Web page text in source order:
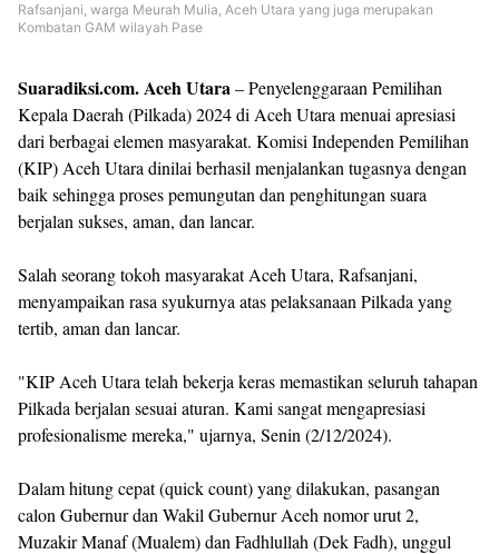
Rafsanjani, warga Meurah Mulia, Aceh Utara yang juga merupakan
Kombatan GAM wilayah Pase
Suaradiksi.com. Aceh Utara– Penyelenggaraan Pemilihan
Kepala Daerah (Pilkada) 2024 di Aceh Utara menuai apresiasi
dari berbagai elemen masyarakat. Komisi Independen Pemilihan
(KIP) Aceh Utara dinilai berhasil menjalankan tugasnya dengan
baik sehingga proses pemungutan dan penghitungan suara
berjalan sukses, aman, dan lancar.
Salah seorang tokoh masyarakat Aceh Utara, Rafsanjani,
menyampaikan rasa syukurnya atas pelaksanaan Pilkada yang
tertib, aman dan lancar.
"KIP Aceh Utara telah bekerja keras memastikan seluruh tahapan
Pilkada berjalan sesuai aturan. Kami sangat mengapresiasi
profesionalisme mereka," ujarnya, Senin (2/12/2024).
Dalam hitung cepat (quick count) yang dilakukan, pasangan
calon Gubernur dan Wakil Gubernur Aceh nomor urut 2,
Muzakir Manaf (Mualem) dan Fadhlullah (Dek Fadh), unggul